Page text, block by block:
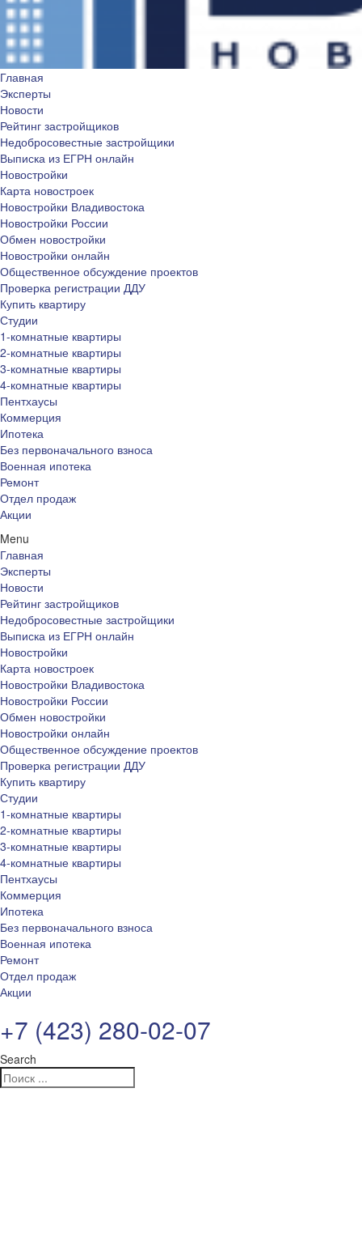
Главная
Эксперты
Новости
Рейтинг застройщиков
Недобросовестные застройщики
Выписка из ЕГРН онлайн
Новостройки
Карта новостроек
Новостройки Владивостока
Новостройки России
Обмен новостройки
Новостройки онлайн
Общественное обсуждение проектов
Проверка регистрации ДДУ
Купить квартиру
Студии
1-комнатные квартиры
2-комнатные квартиры
3-комнатные квартиры
4-комнатные квартиры
Пентхаусы
Коммерция
Ипотека
Без первоначального взноса
Военная ипотека
Ремонт
Отдел продаж
Акции
Menu
Главная
Эксперты
Новости
Рейтинг застройщиков
Недобросовестные застройщики
Выписка из ЕГРН онлайн
Новостройки
Карта новостроек
Новостройки Владивостока
Новостройки России
Обмен новостройки
Новостройки онлайн
Общественное обсуждение проектов
Проверка регистрации ДДУ
Купить квартиру
Студии
1-комнатные квартиры
2-комнатные квартиры
3-комнатные квартиры
4-комнатные квартиры
Пентхаусы
Коммерция
Ипотека
Без первоначального взноса
Военная ипотека
Ремонт
Отдел продаж
Акции
+7 (423) 280-02-07
Search